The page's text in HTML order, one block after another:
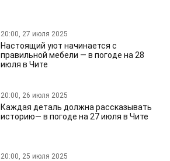
20:00, 27 июля 2025
Настоящий уют начинается с
правильной мебели — в погоде на 28
июля в Чите
20:00, 26 июля 2025
Каждая деталь должна рассказывать
историю— в погоде на 27 июля в Чите
20:00, 25 июля 2025